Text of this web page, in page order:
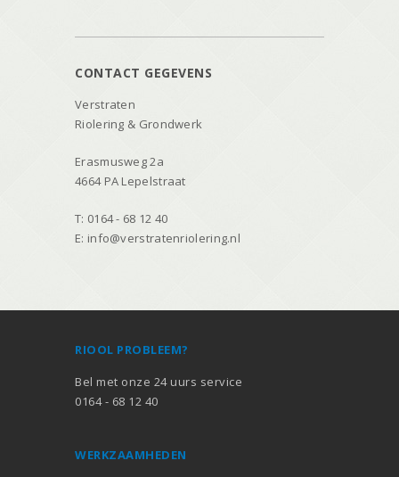
CONTACT GEGEVENS
Verstraten
Riolering & Grondwerk
Erasmusweg 2a
4664 PA Lepelstraat
T: 0164 - 68 12 40
E: info@verstratenriolering.nl
RIOOL PROBLEEM?
Bel met onze 24 uurs service
0164 - 68 12 40
WERKZAAMHEDEN